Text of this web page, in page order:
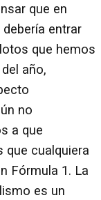
que en
entrar
que hemos
año,
no
a que
que cualquiera
Fórmula 1. La
es un